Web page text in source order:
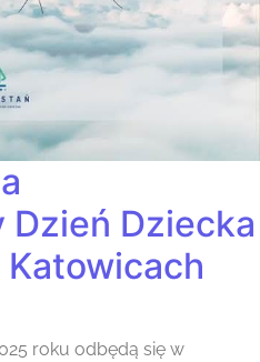
Dziecka
roku odbędą się w